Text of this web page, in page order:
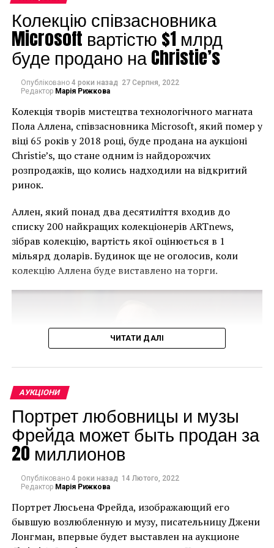
Facebook
Twitter
Link
CHRISTIE'S ИНДИЙСКИЕ СТАТУИ ИНДИЯ
НАСТУПНА СТАТТЯ
Филлипинские власти откроют онлайн-выставку
драгоценностей диктатора
ПОПЕРЕДНЯ СТАТТЯ
Выставка-аукцион картин, созданных
искусственным интеллектом
Колекцію співзасновника
Microsoft вартістю $1 млрд
буде продано на Christie’s
Опубліковано 4 роки назад 27 Серпня, 2022
Редактор Марія Рижкова
Колекція творів мистецтва технологічного магната
Пола Аллена, співзасновника Microsoft, який помер у
віці 65 років у 2018 році, буде продана на аукціоні
Christie’s, що стане одним із найдорожчих
розпродажів, що колись надходили на відкритий
ринок.
Аллен, який понад два десятиліття входив до
списку 200 найкращих колекціонерів ARTnews,
зібрав колекцію, вартість якої оцінюється в 1
мільярд доларів. Будинок ще не оголосив, коли
колекцію Аллена буде виставлено на торги.
Christie’s продасть групу зі 150 творів мистецтва зі
спадщини Аллена. Цей продаж може стати
найдорожчою колекцією творів мистецтва за всю
історію аукціонів, випередивши два нещодавні
значущі аукціони з продажу одного власника.
Очікується, що вона перевищить суму в 922
ЧИТАТИ ДАЛІ
АУКЦІОНИ
Портрет любовницы и музы
Фрейда может быть продан за
20 миллионов
Опубліковано 4 роки назад 14 Лютого, 2022
Редактор Марія Рижкова
Портрет Люсьена Фрейда, изображающий его
бывшую возлюбленную и музу, писательницу Джени
Лонгман, впервые будет выставлен на аукционе